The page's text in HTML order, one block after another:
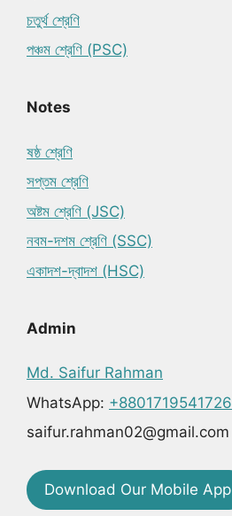
চতুর্থ শ্রেণি
পঞ্চম শ্রেণি (PSC)
Notes
ষষ্ঠ শ্রেণি
সপ্তম শ্রেণি
অষ্টম শ্রেণি (JSC)
নবম-দশম শ্রেণি (SSC)
একাদশ-দ্বাদশ (HSC)
Admin
Md. Saifur Rahman
WhatsApp: +8801719541726
saifur.rahman02@gmail.com
Download Our Mobile App